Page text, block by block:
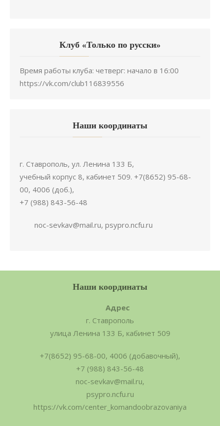
Клуб «Только по русски»
Время работы клуба: четверг: начало в 16:00
https://vk.com/club116839556
Наши координаты
г. Ставрополь, ул. Ленина 133 Б,
учебный корпус 8, кабинет 509. +7(8652) 95-68-
00, 4006 (доб.),
+7 (988) 843-56-48
noc-sevkav@mail.ru, psypro.ncfu.ru
Наши координаты
Адрес
г. Ставрополь
улица Ленина 133 Б, кабинет 509
+7(8652) 95-68-00, 4006 (добавочный),
+7 (988) 843-56-48
noc-sevkav@mail.ru,
psypro.ncfu.ru
https://vk.com/center_komandoobrazovaniya